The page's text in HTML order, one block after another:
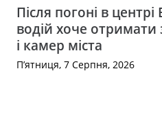
Після погоні в
водій хоче отримати
і камер міста
П’ятниця, 7 Серпня, 2026